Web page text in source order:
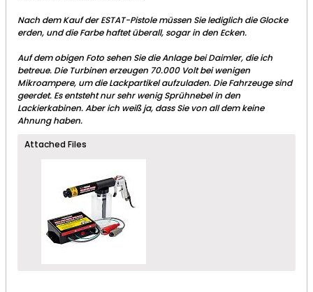
Nach dem Kauf der ESTAT-Pistole müssen Sie lediglich die Glocke
erden, und die Farbe haftet überall, sogar in den Ecken.
Auf dem obigen Foto sehen Sie die Anlage bei Daimler, die ich
betreue. Die Turbinen erzeugen 70.000 Volt bei wenigen
Mikroampere, um die Lackpartikel aufzuladen. Die Fahrzeuge sind
geerdet. Es entsteht nur sehr wenig Sprühnebel in den
Lackierkabinen. Aber ich weiß ja, dass Sie von all dem keine
Ahnung haben.
Attached Files